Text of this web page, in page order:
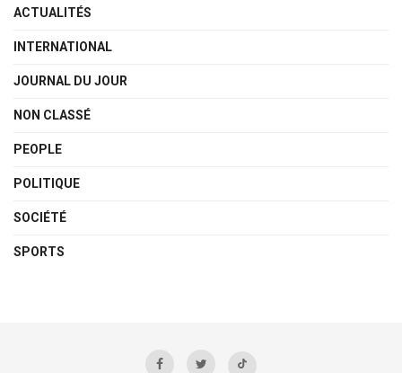
ACTUALITÉS
INTERNATIONAL
JOURNAL DU JOUR
NON CLASSÉ
PEOPLE
POLITIQUE
SOCIÉTÉ
SPORTS